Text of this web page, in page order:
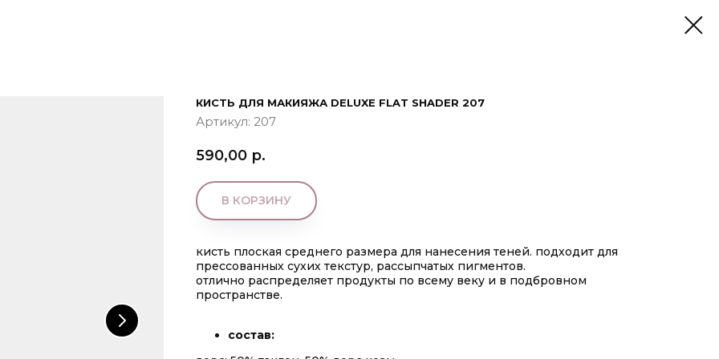
КИСТЬ ДЛЯ МАКИЯЖА DELUXE FLAT SHADER 207
Артикул: 207
590,00 р.
В КОРЗИНУ
кисть плоская среднего размера для нанесения теней. подходит для
прессованных сухих текстур, рассыпчатых пигментов.
отлично распределяет продукты по всему веку и в подбровном
пространстве.
состав: